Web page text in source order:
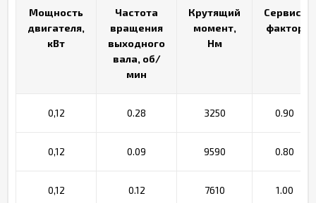
Мощность
двигателя,
кВт
Частота
вращения
выходного
вала, об/
мин
Крутящий
момент,
Нм
Сервис-
фактор
0,12 0.28 3250 0.90
0,12 0.09 9590 0.80
0,12 0.12 7610 1.00
Мощность
двигателя,
кВт
Частота
вращения
выходного
вала, об/
мин
Крутящий
момент,
Нм
Сервис-
фактор